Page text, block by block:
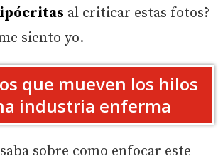
al criticar estas fotos?
siento yo.
que mueven los hilos
industria enferma
sobre como enfocar este